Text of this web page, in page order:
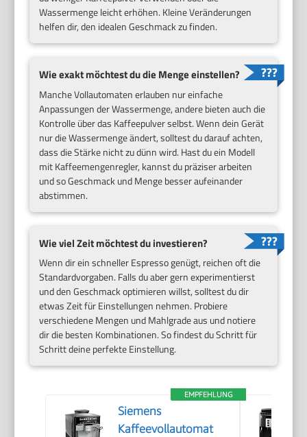
Wassermenge leicht erhöhen. Kleine Veränderungen
helfen dir, den idealen Geschmack zu finden.
Wie exakt möchtest du die Menge einstellen?
Manche Vollautomaten erlauben nur einfache
Anpassungen der Wassermenge, andere bieten auch die
Kontrolle über das Kaffeepulver selbst. Wenn dein Gerät
nur die Wassermenge ändert, solltest du darauf achten,
dass die Stärke nicht zu dünn wird. Hast du ein Modell
mit Kaffeemengenregler, kannst du präziser arbeiten
und so Geschmack und Menge besser aufeinander
abstimmen.
Wie viel Zeit möchtest du investieren?
Wenn dir ein schneller Espresso genügt, reichen oft die
Standardvorgaben. Falls du aber gern experimentierst
und den Geschmack optimieren willst, solltest du dir
etwas Zeit für Einstellungen nehmen. Probiere
verschiedene Mengen und Mahlgrade aus und notiere
dir die besten Kombinationen. So findest du Schritt für
Schritt deine perfekte Einstellung.
EMPFEHLUNG
Siemens
Kaffeevollautomat